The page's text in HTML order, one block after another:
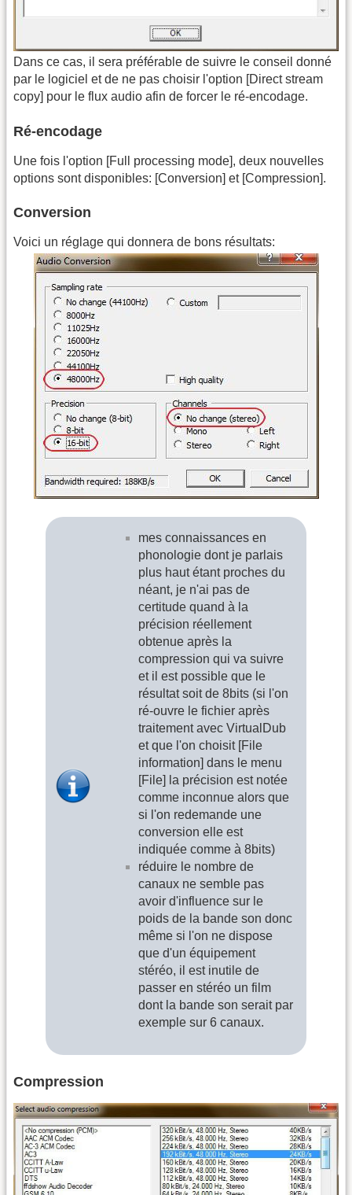
Dans ce cas, il sera préférable de suivre le conseil donné
par le logiciel et de ne pas choisir l'option [Direct stream
copy] pour le flux audio afin de forcer le ré-encodage.
Ré-encodage
Une fois l'option [Full processing mode], deux nouvelles
options sont disponibles: [Conversion] et [Compression].
Conversion
Voici un réglage qui donnera de bons résultats:
mes connaissances en
phonologie dont je parlais
plus haut étant proches du
néant, je n'ai pas de
certitude quand à la
précision réellement
obtenue après la
compression qui va suivre
et il est possible que le
résultat soit de 8bits (si l'on
ré-ouvre le fichier après
traitement avec VirtualDub
et que l'on choisit [File
information] dans le menu
[File] la précision est notée
comme inconnue alors que
si l'on redemande une
conversion elle est
indiquée comme à 8bits)
réduire le nombre de
canaux ne semble pas
avoir d'influence sur le
poids de la bande son donc
même si l'on ne dispose
que d'un équipement
stéréo, il est inutile de
passer en stéréo un film
dont la bande son serait par
exemple sur 6 canaux.
Compression